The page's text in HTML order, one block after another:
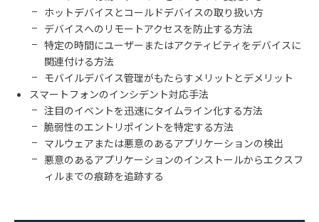
ホットデバイスとコールドデバイスの取り扱い方
デバイスへのリモートアクセスを防止する方法
特定の時間にユーザーまたはアクティビティをデバイスに
関連付ける方法
モバイルデバイス管理がもたらすメリットとデメリット
スマートフォンのインシデント対応手法
注目のイベントを迅速にタイムライン化する方法
脆弱性のエントリポイントを特定する方法
マルウェアまたは悪意のあるアプリケーションの検出
悪意のあるアプリケーションのインストールからエクスフ
ィルまでの痕跡を追跡する